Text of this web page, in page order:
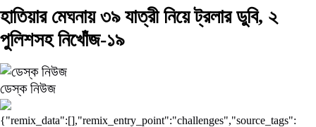
হাতিয়ার মেঘনায় ৩৯ যাত্রী নিয়ে ট্রলার ডুবি, ২
পুলিশসহ নিখোঁজ-১৯
ডেস্ক নিউজ
{"remix_data":[],"remix_entry_point":"challenges","source_tags":